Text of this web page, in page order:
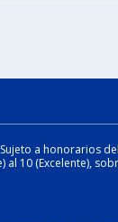
a honorarios
10 (Excelente),